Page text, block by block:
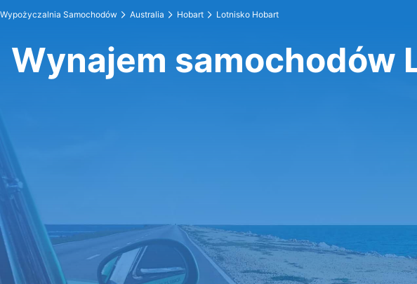
Wypożyczalnia Samochodów Australia Hobart Lotnisko Hobart
Wynajem samochodów